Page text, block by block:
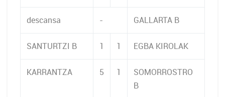
descansa - GALLARTA B
SANTURTZI B 1 1 EGBA KIROLAK
KARRANTZA 5 1
SOMORROSTRO
B